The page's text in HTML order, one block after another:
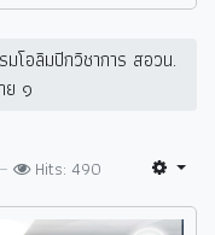
โอลิมปิกวิชาการ สอวน.
ย ๑
Hits: 490